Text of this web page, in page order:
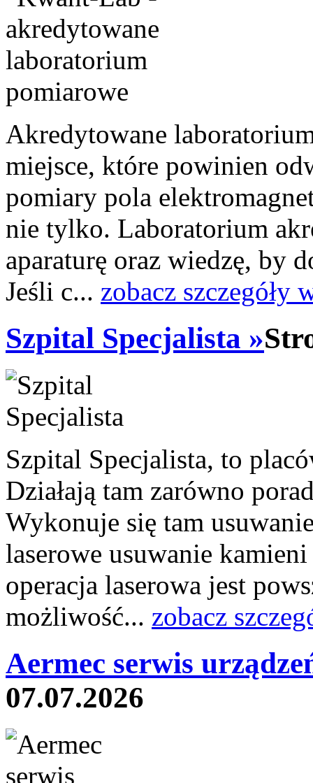
Akredytowane
miejsce, które powinien
pomiary pola
nie tylko. Laboratorium
aparaturę oraz wiedzę, by
Jeśli c... zobacz szczegóły
Szpital Specjalista »
Szpital Specjalista, to
Działają tam zarówno
Wykonuje się tam
laserowe usuwanie
operacja laserowa jest
możliwość... zobacz
Aermec serwis
07.07.2026